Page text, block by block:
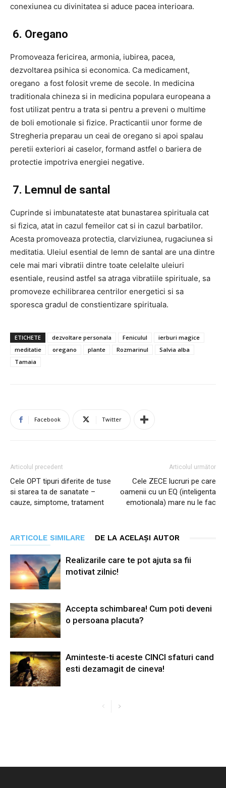
conexiunea cu divinitatea si aduce pacea interioara.
6. Oregano
Promoveaza fericirea, armonia, iubirea, pacea,
dezvoltarea psihica si economica. Ca medicament,
oregano a fost folosit vreme de secole. In medicina
traditionala chineza si in medicina populara europeana a
fost utilizat pentru a trata si pentru a preveni o multime
de boli emotionale si fizice. Practicantii unor forme de
Stregheria preparau un ceai de oregano si apoi spalau
peretii exteriori ai caselor, formand astfel o bariera de
protectie impotriva energiei negative.
7. Lemnul de santal
Cuprinde si imbunatateste atat bunastarea spirituala cat
si fizica, atat in cazul femeilor cat si in cazul barbatilor.
Acesta promoveaza protectia, clarviziunea, rugaciunea si
meditatia. Uleiul esential de lemn de santal are una dintre
cele mai mari vibratii dintre toate celelalte uleiuri
esentiale, reusind astfel sa atraga vibratiile spirituale, sa
promoveze echilibrarea centrilor energetici si sa
sporesca gradul de constientizare spirituala.
ETICHETE dezvoltare personala Feniculul
ierburi magice
meditatie
oregano plante Rozmarinul
Salvia alba
Tamaia
Facebook Twitter
Articolul precedent
Cele OPT tipuri diferite de tuse
si starea ta de sanatate –
cauze, simptome, tratament
Articolul următor
Cele ZECE lucruri pe care
oamenii cu un EQ (inteligenta
emotionala) mare nu le fac
ARTICOLE SIMILARE DE LA ACELAȘI AUTOR
Realizarile care te pot ajuta sa fii
motivat zilnic!
Accepta schimbarea! Cum poti deveni
o persoana placuta?
Aminteste-ti aceste CINCI sfaturi cand
esti dezamagit de cineva!